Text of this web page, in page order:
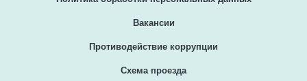
Вакансии
Противодействие коррупции
Схема проезда